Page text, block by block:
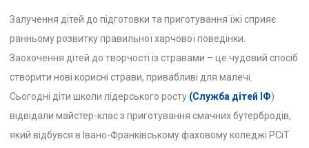
Залучення дітей до підготовки та приготування їжі сприяє
ранньому розвитку правильної харчової поведінки.
Заохочення дітей до творчості із стравами – це чудовий спосіб
створити нові корисні страви, привабливі для малечі.
Сьогодні діти школи лідерського росту (Служба дітей ІФ)
відвідали майстер-клас з приготування смачних бутербродів,
який відбувся в Івано-Франківському фаховому коледжі РСіТ